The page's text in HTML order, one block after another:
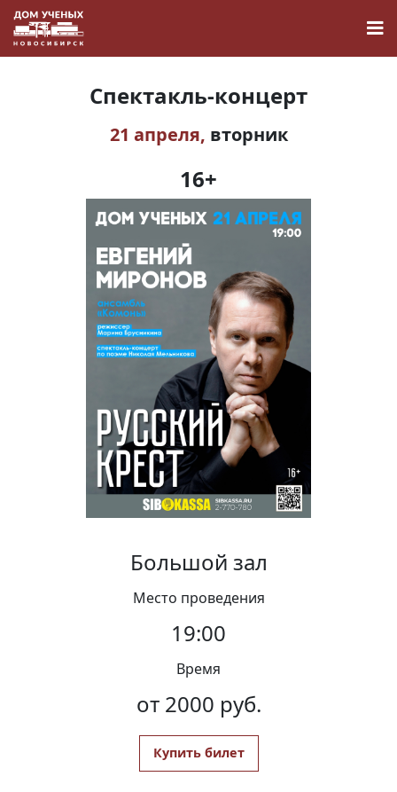
Наука
О Доме учёных
Виртуальный тур
Контакты
Вакансии
Спектакль-концерт
21 апреля, вторник
16+
Большой зал
Место проведения
19:00
Время
от 2000 руб.
Купить билет